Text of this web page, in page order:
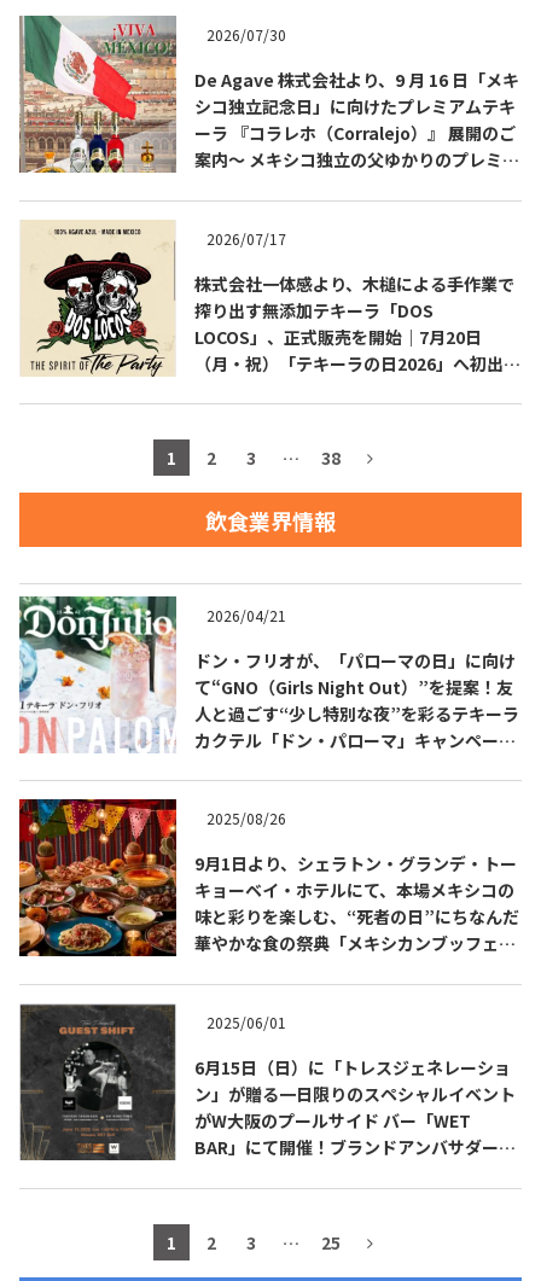
メキシコ料理
メキシコの記念日 トピックス
イベント一覧
テキーラ・メスカルが 飲めるバー
プライバシーポリシー
COPYRIGHT © JUAST All rights reserved.
2026/07/30
De Agave 株式会社より、9 月 16 日「メキ
シコ独立記念日」に向けたプレミアムテキ
ーラ 『コラレホ（Corralejo）』 展開のご
案内〜 メキシコ独立の父ゆかりのプレミア
2026/07/17
株式会社一体感より、木槌による手作業で
搾り出す無添加テキーラ「DOS
LOCOS」、正式販売を開始｜7月20日
（月・祝）「テキーラの日2026」へ初出
1 2 3 … 38
飲食業界情報
2026/04/21
ドン・フリオが、「パローマの日」に向け
て“GNO（Girls Night Out）”を提案！友
人と過ごす“少し特別な夜”を彩るテキーラ
カクテル「ドン・パローマ」キャンペーン
2025/08/26
9月1日より、シェラトン・グランデ・トー
キョーベイ・ホテルにて、本場メキシコの
味と彩りを楽しむ、“死者の日”にちなんだ
華やかな食の祭典「メキシカンブッフェ」
2025/06/01
6月15日（日）に「トレスジェネレーショ
ン」が贈る一日限りのスペシャルイベント
がW大阪のプールサイド バー「WET
BAR」にて開催！ブランドアンバサダーの
1 2 3 … 25